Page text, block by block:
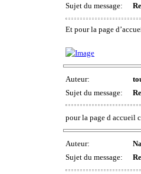
Sujet du message:
Et pour la page
Auteur:
Sujet du message:
pour la page d accueil
Auteur:
Sujet du message: